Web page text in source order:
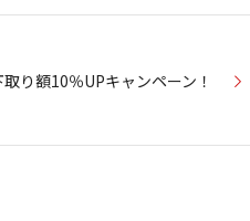
り額10％UPキャンペーン！